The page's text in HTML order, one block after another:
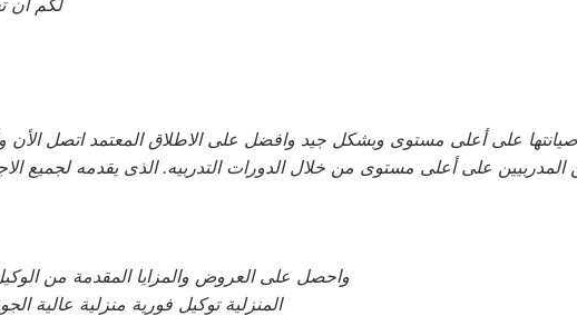
لكم ان
صيانتها على أعلى مستوى وبشكل جيد وافضل على الاطلاق المعتمد اتصل
على أعلى مستوى من خلال الدورات التدربيه. الذى يقدمه لجميع
واحصل على العروض والمزايا المقدمة من
المنزلية توكيل فورية منزلية عالية